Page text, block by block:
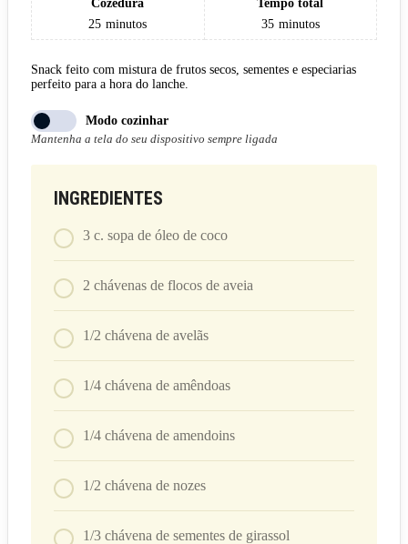
Cozedura
25 minutos
Tempo total
35 minutos
Snack feito com mistura de frutos secos, sementes e especiarias
perfeito para a hora do lanche.
Modo cozinhar
Mantenha a tela do seu dispositivo sempre ligada
INGREDIENTES
3 c. sopa de óleo de coco
2 chávenas de flocos de aveia
1/2 chávena de avelãs
1/4 chávena de amêndoas
1/4 chávena de amendoins
1/2 chávena de nozes
1/3 chávena de sementes de girassol